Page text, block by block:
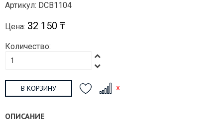
Артикул: DCB1104
Цена: 32 150 ₸
Количество:
В КОРЗИНУ
ОПИСАНИЕ